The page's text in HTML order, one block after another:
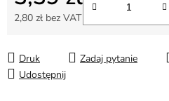
2,80 zł bez VAT
Druk Zadaj pytanie
Udostępnij